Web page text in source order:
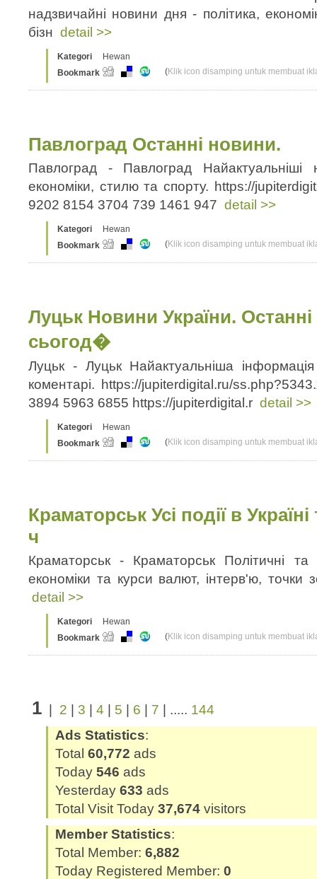
надзвичайні новини дня - політика,
бізн detail >>
Kategori
Hewan
Bookmark
(Klik icon disamping untuk membuat
Павлоград Останні новини.
Павлоград - Павлоград Найактуальніші
економіки, стилю та спорту. https://
9202 8154 3704 739 1461 947 detail >>
Kategori
Hewan
Bookmark
(Klik icon disamping untuk membuat
Луцьк Новини України. Останні
сьогод�
Луцьк - Луцьк Найактуальніша
коментарі. https://jupiterdigital.ru/
3894 5963 6855 https://jupiterdigital.r detail >>
Kategori
Hewan
Bookmark
(Klik icon disamping untuk membuat
Краматорськ Усі події в Україні
ч
Краматорськ - Краматорськ Політичні та
економіки та курси валют, інтерв'ю, точки
detail >>
Kategori
Hewan
Bookmark
(Klik icon disamping untuk membuat
1 2 3 4 5 6 7 | ..... 144
Ads Statistics:
Total 60,772 ads
Today 546 ads
Yesterday 633 ads
Total Visit Today 37,674 visitors
Member Statistics:
Total Member: 6,882
Today Registered Member: 0